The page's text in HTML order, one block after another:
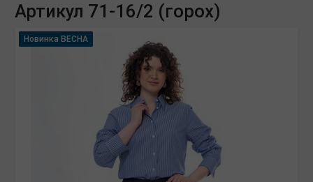
Артикул 71-16/2 (горох)
Новинка ВЕСНА